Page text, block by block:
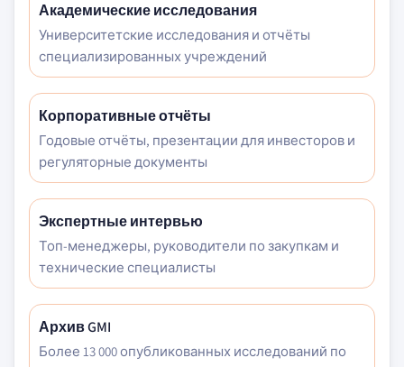
Академические исследования
Университетские исследования и отчёты
специализированных учреждений
Корпоративные отчёты
Годовые отчёты, презентации для инвесторов и
регуляторные документы
Экспертные интервью
Топ-менеджеры, руководители по закупкам и
технические специалисты
Архив GMI
Более 13 000 опубликованных исследований по